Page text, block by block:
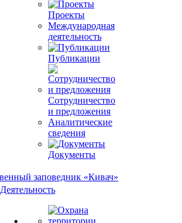
Проекты
Международная
деятельность
Публикации
Сотрудничество
и предложения
Аналитические
сведения
Документы
Деятельность